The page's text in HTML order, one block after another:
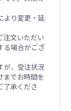
より変更・延
注文いただい
る場合がござ
が、受注状況
までお時間を
了承くださ